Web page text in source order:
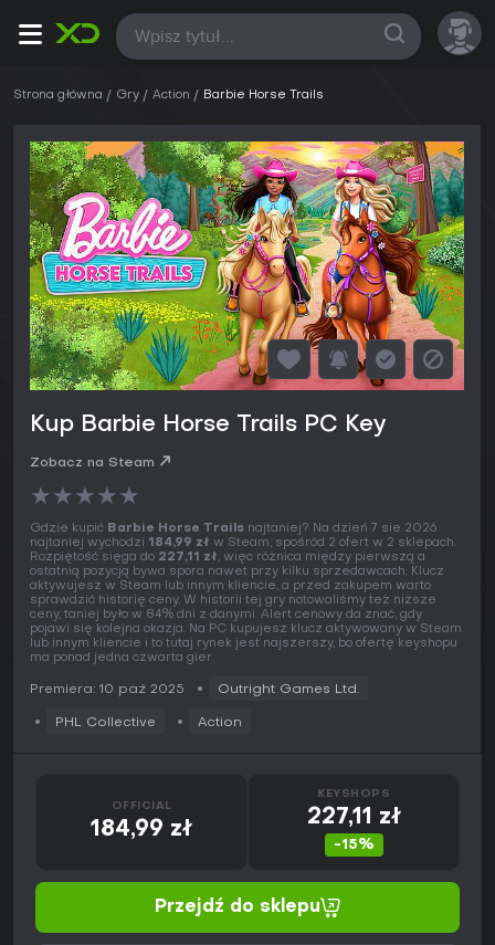
Wszystkie
Strona główna Gry Action Barbie Horse Trails
Kup Barbie Horse Trails PC Key
Zobacz na Steam
★★★★★
Gdzie kupić Barbie Horse Trails najtaniej? Na dzień 7 sie 2026
najtaniej wychodzi 184,99 zł w Steam, spośród 2 ofert w 2 sklepach.
Rozpiętość sięga do 227,11 zł, więc różnica między pierwszą a
ostatnią pozycją bywa spora nawet przy kilku sprzedawcach. Klucz
aktywujesz w Steam lub innym kliencie, a przed zakupem warto
sprawdzić historię ceny. W historii tej gry notowaliśmy też niższe
ceny, taniej było w 84% dni z danymi. Alert cenowy da znać, gdy
pojawi się kolejna okazja. Na PC kupujesz klucz aktywowany w Steam
lub innym kliencie i to tutaj rynek jest najszerszy, bo ofertę keyshopu
ma ponad jedna czwarta gier.
Premiera: 10 paź 2025 Outright Games Ltd.
PHL Collective Action
OFFICIAL
184,99 zł
KEYSHOPS
227,11 zł
-15%
Przejdź do sklepu